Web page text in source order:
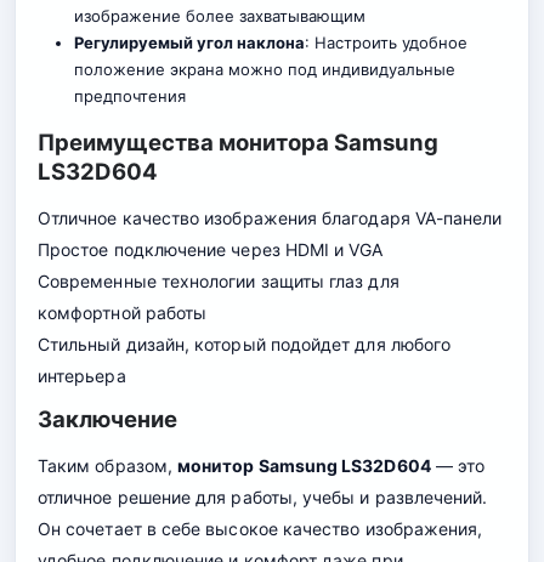
изображение более захватывающим
Регулируемый угол наклона: Настроить удобное
положение экрана можно под индивидуальные
предпочтения
Преимущества монитора Samsung
LS32D604
Отличное качество изображения благодаря VA-панели
Простое подключение через HDMI и VGA
Современные технологии защиты глаз для
комфортной работы
Стильный дизайн, который подойдет для любого
интерьера
Заключение
Таким образом,монитор Samsung LS32D604— это
отличное решение для работы, учебы и развлечений.
Он сочетает в себе высокое качество изображения,